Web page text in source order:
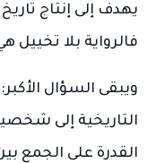
يهدف إلى إنتاج
فالرواية بلا تخييل
ويبقى السؤال
التاريخية إلى
القدرة على الجمع